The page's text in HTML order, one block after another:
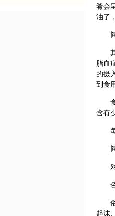
肴会
油了
脂血
的摄
到食
含有
起沫